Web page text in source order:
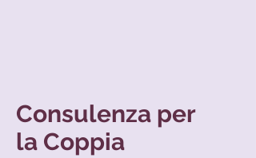
Consulenza per
la Coppia